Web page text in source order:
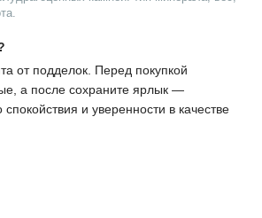
от подделок. Перед покупкой
а после сохраните ярлык —
спокойствия и уверенности в качестве